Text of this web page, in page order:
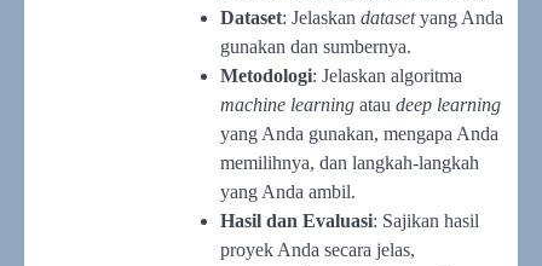
Dataset: Jelaskan datasetyang Anda
gunakan dan sumbernya.
Metodologi: Jelaskan algoritma
machine learning atau deep learning
yang Anda gunakan, mengapa Anda
memilihnya, dan langkah-langkah
yang Anda ambil.
Hasil dan Evaluasi: Sajikan hasil
proyek Anda secara jelas,